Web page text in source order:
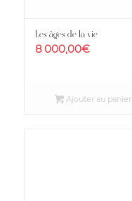
Les âges de la vie
8 000,00€
Ajouter au panier